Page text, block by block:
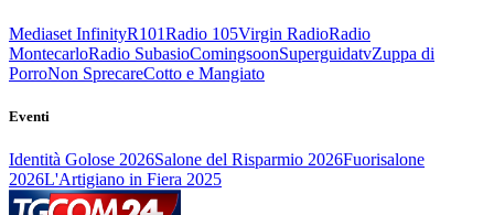
Mediaset InfinityR101Radio 105Virgin RadioRadio
MontecarloRadio SubasioComingsoonSuperguidatvZuppa di
PorroNon SprecareCotto e Mangiato
Eventi
Identità Golose 2026Salone del Risparmio 2026Fuorisalone
2026L'Artigiano in Fiera 2025